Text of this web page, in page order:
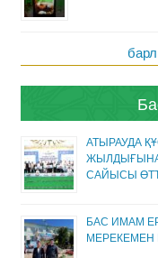
АТЫРАУДА
ЖЫЛДЫҒЫНА
САЙЫСЫ
БАС ИМАМ
МЕРЕКЕМЕН